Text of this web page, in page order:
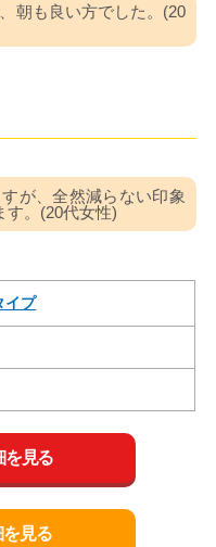
朝も良い方でした。(20
が、全然減らない印象
す。(20代女性)
イプ
を見る
見る